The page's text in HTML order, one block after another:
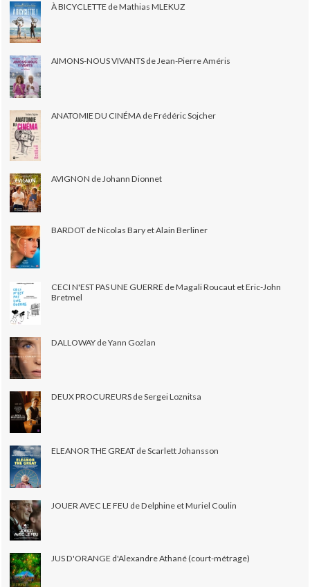
À BICYCLETTE de Mathias MLEKUZ
AIMONS-NOUS VIVANTS de Jean-Pierre Améris
ANATOMIE DU CINÉMA de Frédéric Sojcher
AVIGNON de Johann Dionnet
BARDOT de Nicolas Bary et Alain Berliner
CECI N'EST PAS UNE GUERRE de Magali Roucaut et Eric-John
Bretmel
DALLOWAY de Yann Gozlan
DEUX PROCUREURS de Sergei Loznitsa
ELEANOR THE GREAT de Scarlett Johansson
JOUER AVEC LE FEU de Delphine et Muriel Coulin
JUS D'ORANGE d'Alexandre Athané (court-métrage)